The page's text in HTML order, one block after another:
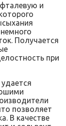
и
Получается
при
позволяет
В качестве